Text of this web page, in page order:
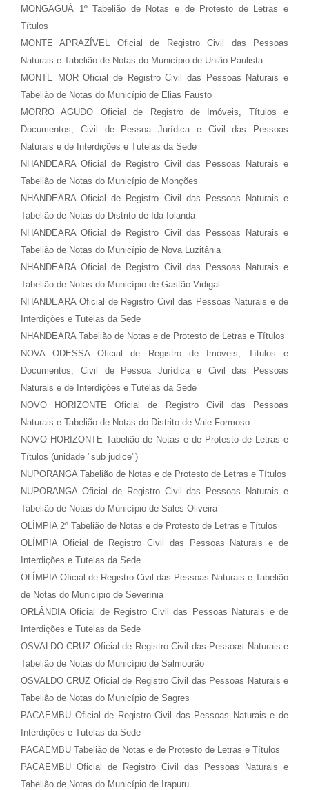
MONGAGUÁ 1º Tabelião de Notas e de Protesto de Letras e
Títulos
MONTE APRAZÍVEL Oficial de Registro Civil das Pessoas
Naturais e Tabelião de Notas do Município de União Paulista
MONTE MOR Oficial de Registro Civil das Pessoas Naturais e
Tabelião de Notas do Município de Elias Fausto
MORRO AGUDO Oficial de Registro de Imóveis, Títulos e
Documentos, Civil de Pessoa Jurídica e Civil das Pessoas
Naturais e de Interdições e Tutelas da Sede
NHANDEARA Oficial de Registro Civil das Pessoas Naturais e
Tabelião de Notas do Município de Monções
NHANDEARA Oficial de Registro Civil das Pessoas Naturais e
Tabelião de Notas do Distrito de Ida Iolanda
NHANDEARA Oficial de Registro Civil das Pessoas Naturais e
Tabelião de Notas do Município de Nova Luzitânia
NHANDEARA Oficial de Registro Civil das Pessoas Naturais e
Tabelião de Notas do Município de Gastão Vidigal
NHANDEARA Oficial de Registro Civil das Pessoas Naturais e de
Interdições e Tutelas da Sede
NHANDEARA Tabelião de Notas e de Protesto de Letras e Títulos
NOVA ODESSA Oficial de Registro de Imóveis, Títulos e
Documentos, Civil de Pessoa Jurídica e Civil das Pessoas
Naturais e de Interdições e Tutelas da Sede
NOVO HORIZONTE Oficial de Registro Civil das Pessoas
Naturais e Tabelião de Notas do Distrito de Vale Formoso
NOVO HORIZONTE Tabelião de Notas e de Protesto de Letras e
Títulos (unidade "sub judice")
NUPORANGA Tabelião de Notas e de Protesto de Letras e Títulos
NUPORANGA Oficial de Registro Civil das Pessoas Naturais e
Tabelião de Notas do Município de Sales Oliveira
OLÍMPIA 2º Tabelião de Notas e de Protesto de Letras e Títulos
OLÍMPIA Oficial de Registro Civil das Pessoas Naturais e de
Interdições e Tutelas da Sede
OLÍMPIA Oficial de Registro Civil das Pessoas Naturais e Tabelião
de Notas do Município de Severínia
ORLÂNDIA Oficial de Registro Civil das Pessoas Naturais e de
Interdições e Tutelas da Sede
OSVALDO CRUZ Oficial de Registro Civil das Pessoas Naturais e
Tabelião de Notas do Município de Salmourão
OSVALDO CRUZ Oficial de Registro Civil das Pessoas Naturais e
Tabelião de Notas do Município de Sagres
PACAEMBU Oficial de Registro Civil das Pessoas Naturais e de
Interdições e Tutelas da Sede
PACAEMBU Tabelião de Notas e de Protesto de Letras e Títulos
PACAEMBU Oficial de Registro Civil das Pessoas Naturais e
Tabelião de Notas do Município de Irapuru